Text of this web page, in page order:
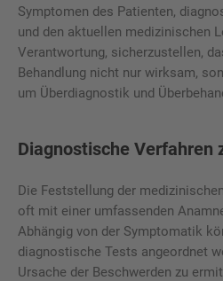
Symptomen des Patienten,
und den aktuellen medizinischen
Verantwortung, sicherzustellen,
Behandlung nicht nur wirksam,
um Überdiagnostik und
Diagnostische Verfahren
Die Feststellung der
oft mit einer umfassenden
Abhängig von der Symptomatik
diagnostische Tests angeordnet
Ursache der Beschwerden zu